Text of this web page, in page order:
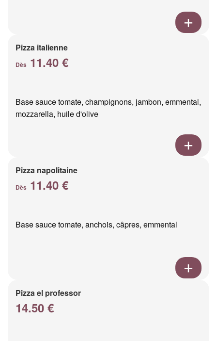
Pizza italienne
Dès 11.40 €
Base sauce tomate, champignons, jambon, emmental,
mozzarella, huile d'olive
Pizza napolitaine
Dès 11.40 €
Base sauce tomate, anchois, câpres, emmental
Pizza el professor
14.50 €